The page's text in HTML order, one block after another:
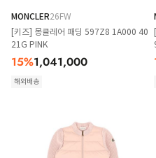
MONCLER26FW
[키즈] 몽클레어 패딩 597Z8 1A000 40
21G PINK
15%1,041,000
해외배송